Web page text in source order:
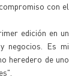
con el
edición en un
negocios. Es mi
heredero de uno